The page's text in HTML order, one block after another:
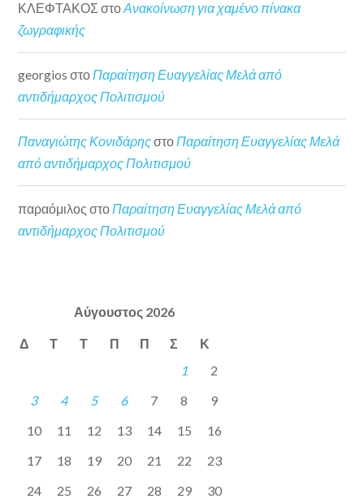
ΚΛΕΦΤΑΚΟΣ στοΑνακοίνωση για χαμένο πίνακα
ζωγραφικής
georgios στοΠαραίτηση Ευαγγελίας Μελά από
αντιδήμαρχος Πολιτισμού
Παναγιώτης ΚονιδάρηςστοΠαραίτηση Ευαγγελίας Μελά
από αντιδήμαρχος Πολιτισμού
παραόμιλος στο Παραίτηση Ευαγγελίας Μελά από
αντιδήμαρχος Πολιτισμού
Αύγουστος 2026
Δ Τ Τ Π Π Σ Κ
1
2
3
4 5 6 7 8
9
10
11 12 13 14 15
16
17
18 19 20 21 22
23
24
25 26 27 28 29
30